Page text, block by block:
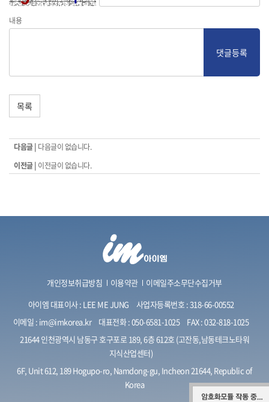
내용
댓글등록
목록
다음글 | 다음글이 없습니다.
이전글 | 이전글이 없습니다.
개인정보취급방침 이용약관
이메일주소무단수집거부
아이엠 대표이사 : LEE ME JUNG
사업자등록번호 : 318-66-00552
이메일 : im@imkorea.kr 대표전화 :050-6581-1025
FAX : 032-818-1025
21644 인천광역시 남동구 호구포로 189, 6층 612호 (고잔동,남동테크노타워
지식산업센터)
6F, Unit 612, 189 Hogupo-ro, Namdong-gu, Incheon 21644, Republic of
Korea